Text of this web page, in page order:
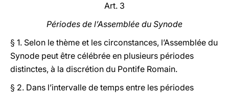
Art. 3
Périodes de l’Assemblée du Synode
§ 1. Selon le thème et les circonstances, l’Assemblée du
Synode peut être célébrée en plusieurs périodes
distinctes, à la discrétion du Pontife Romain.
§ 2. Dans l’intervalle de temps entre les périodes